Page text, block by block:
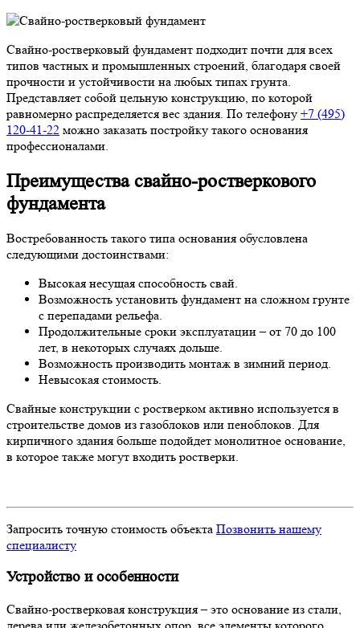
Свайно-ростверковый фундамент подходит почти для всех
типов частных и промышленных строений, благодаря своей
прочности и устойчивости на любых типах грунта.
Представляет собой цельную конструкцию, по которой
равномерно распределяется вес здания. По телефону +7 (495)
120-41-22 можно заказать постройку такого основания
профессионалами.
Преимущества свайно-ростверкового
фундамента
Востребованность такого типа основания обусловлена
следующими достоинствами:
Высокая несущая способность свай.
Возможность установить фундамент на сложном грунте
с перепадами рельефа.
Продолжительные сроки эксплуатации – от 70 до 100
лет, в некоторых случаях дольше.
Возможность производить монтаж в зимний период.
Невысокая стоимость.
Свайные конструкции с ростверком активно используется в
строительстве домов из газоблоков или пеноблоков. Для
кирпичного здания больше подойдет монолитное основание,
в которое также могут входить ростверки.
Запросить точную стоимость объекта Позвонить нашему
специалисту
Устройство и особенности
Свайно-ростверковая конструкция – это основание из стали,